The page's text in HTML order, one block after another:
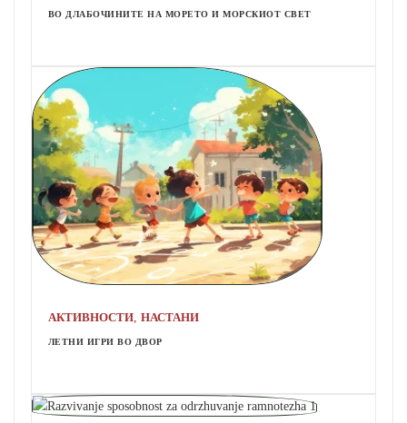
ВО ДЛАБОЧИНИТЕ НА МОРЕТО И МОРСКИОТ СВЕТ
АКТИВНОСТИ, НАСТАНИ
ЛЕТНИ ИГРИ ВО ДВОР